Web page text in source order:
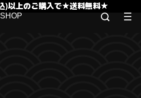
)以上のご購入で★送料無料★